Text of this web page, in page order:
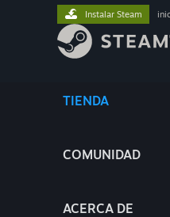
TIENDA
COMUNIDAD
ACERCA DE
Instalar Steam